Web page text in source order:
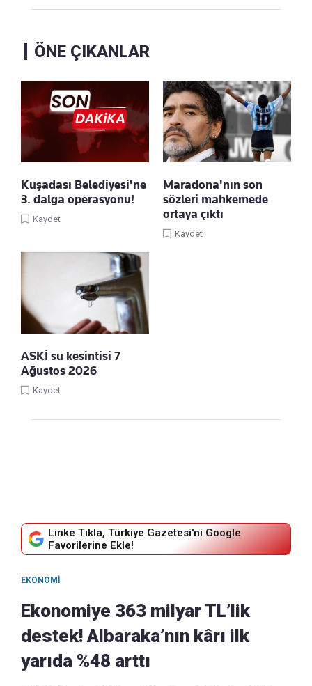
ÖNE ÇIKANLAR
Kuşadası Belediyesi'ne
3. dalga operasyonu!
Kaydet
Maradona'nın son
sözleri mahkemede
ortaya çıktı
Kaydet
ASKİ su kesintisi 7
Ağustos 2026
Kaydet
Linke Tıkla, Türkiye Gazetesi'ni Google
Favorilerine Ekle!
EKONOMI
Ekonomiye 363 milyar TL’lik
destek! Albaraka’nın kârı ilk
yarıda %48 arttı